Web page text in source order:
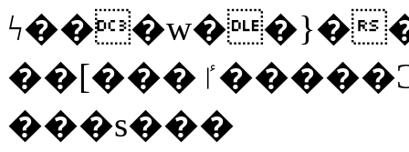
ϟ���w��}�
��[���ٵ�����Ͻ���������x�ս��Apq�����޻�V����O�cp����ٝy{����:�k�ןNݯOOCyx6���&���?
���s���